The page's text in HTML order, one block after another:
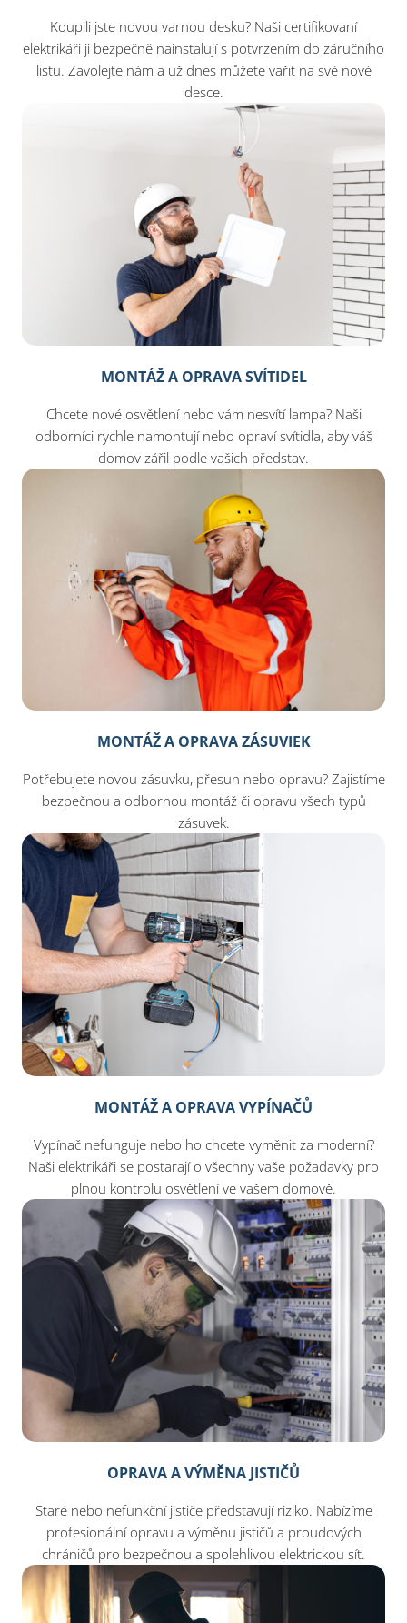
Koupili jste novou varnou desku? Naši certifikovaní
elektrikáři ji bezpečně nainstalují s potvrzením do záručního
listu. Zavolejte nám a už dnes můžete vařit na své nové
desce.
MONTÁŽ A OPRAVA SVÍTIDEL
Chcete nové osvětlení nebo vám nesvítí lampa? Naši
odborníci rychle namontují nebo opraví svítidla, aby váš
domov zářil podle vašich představ.
MONTÁŽ A OPRAVA ZÁSUVIEK
Potřebujete novou zásuvku, přesun nebo opravu? Zajistíme
bezpečnou a odbornou montáž či opravu všech typů
zásuvek.
MONTÁŽ A OPRAVA VYPÍNAČŮ
Vypínač nefunguje nebo ho chcete vyměnit za moderní?
Naši elektrikáři se postarají o všechny vaše požadavky pro
plnou kontrolu osvětlení ve vašem domově.
OPRAVA A VÝMĚNA JISTIČŮ
Staré nebo nefunkční jističe představují riziko. Nabízíme
profesionální opravu a výměnu jističů a proudových
chráničů pro bezpečnou a spolehlivou elektrickou síť.